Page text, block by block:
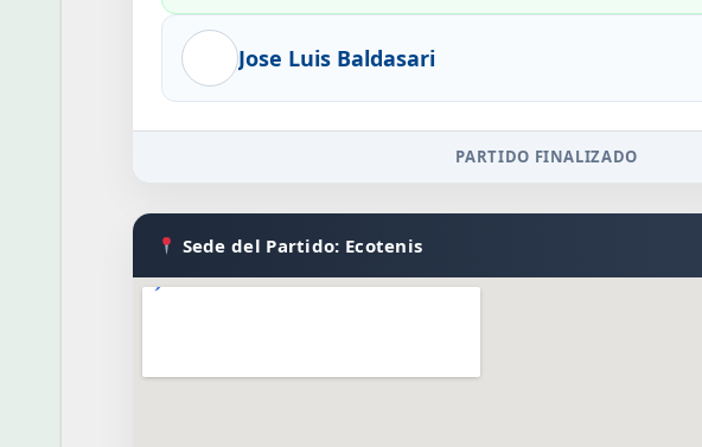
Jose Luis Baldasari
PARTIDO FINALIZADO
Sede del Partido: Ecotenis